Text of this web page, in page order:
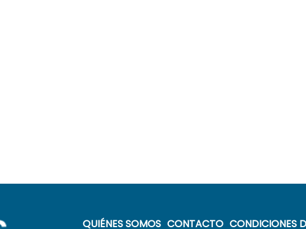
QUIÉNES SOMOS CONTACTO CONDICIONES